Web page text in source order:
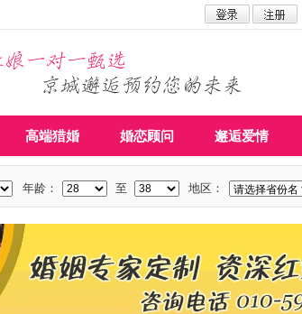
高端猎婚 婚恋顾问 邂逅爱情
年龄： 至 地区：